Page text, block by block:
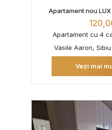
Apartament nou
Apartament cu 4
Vasile Aaron, Sibiu
Vezi mai